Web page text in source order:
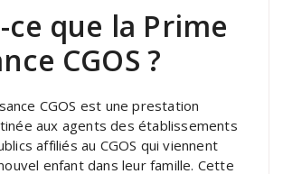
ce que la Prime
CGOS ?
CGOS est une prestation
aux agents des établissements
affiliés au CGOS qui viennent
enfant dans leur famille. Cette